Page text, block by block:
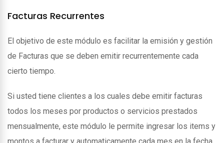
Facturas Recurrentes
El objetivo de este módulo es facilitar la emisión y gestión
de Facturas que se deben emitir recurrentemente cada
cierto tiempo.
Si usted tiene clientes a los cuales debe emitir facturas
todos los meses por productos o servicios prestados
mensualmente, este módulo le permite ingresar los items y